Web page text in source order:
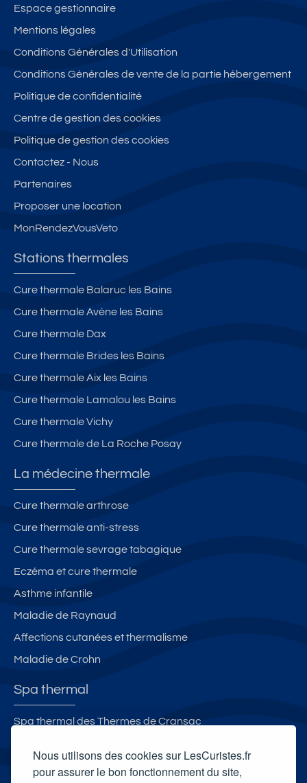
Nous utilisons des cookies sur LesCuristes.fr
pour assurer le bon fonctionnement du site,
Espace gestionnaire
Mentions légales
Conditions Générales d'Utilisation
Conditions Générales de vente de la partie hébergement
Politique de confidentialité
Centre de gestion des cookies
Politique de gestion des cookies
Contactez - Nous
Partenaires
Proposer une location
MonRendezVousVeto
Stations thermales
Cure thermale Balaruc les Bains
Cure thermale Avène les Bains
Cure thermale Dax
Cure thermale Brides les Bains
Cure thermale Aix les Bains
Cure thermale Lamalou les Bains
Cure thermale Vichy
Cure thermale de La Roche Posay
La médecine thermale
Cure thermale arthrose
Cure thermale anti-stress
Cure thermale sevrage tabagique
Eczéma et cure thermale
Asthme infantile
Maladie de Raynaud
Affections cutanées et thermalisme
Maladie de Crohn
Spa thermal
Spa thermal des Thermes de Cransac
Spa thermal Sensoria Rio